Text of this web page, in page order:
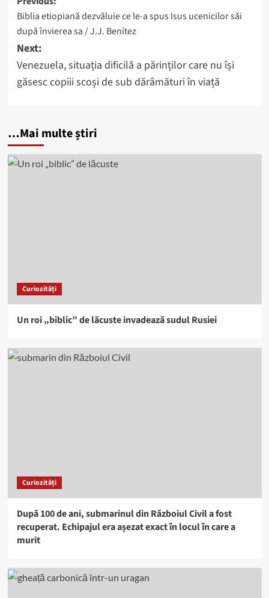
navigation
Biblia etiopiană dezvăluie ce le-a spus Isus ucenicilor săi
după învierea sa / J.J. Benítez
Next:
Venezuela, situația dificilă a părinților care nu își
găsesc copiii scoși de sub dărâmături în viață
…Mai multe știri
Curiozități
Un roi „biblic” de lăcuste invadează sudul Rusiei
Curiozități
După 100 de ani, submarinul din Războiul Civil a fost
recuperat. Echipajul era așezat exact în locul în care a
murit